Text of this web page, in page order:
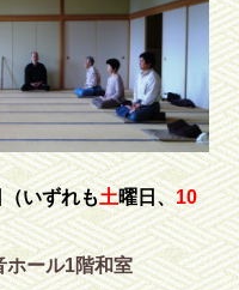
（いずれも土曜日、10
ール1階和室